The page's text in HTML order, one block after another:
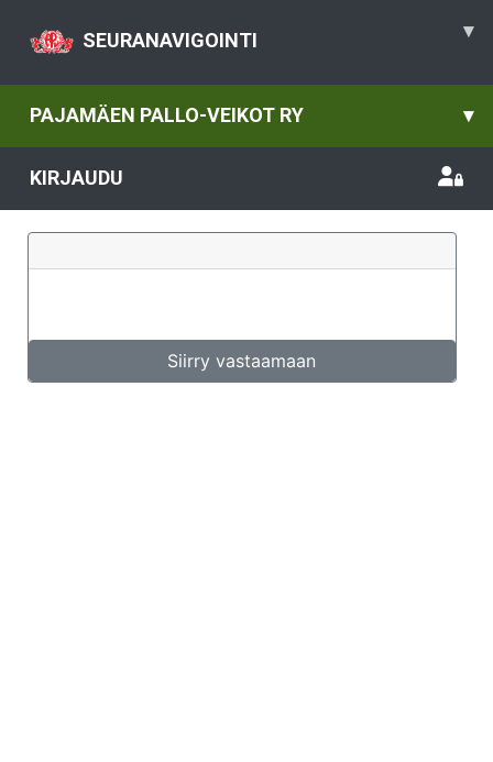
SEURANAVIGOINTI ▾
PAJAMÄEN PALLO-VEIKOT RY ▾
KIRJAUDU